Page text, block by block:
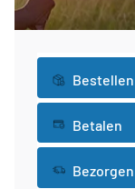
Bestellen
Wat is
Kan ik
Betalen
Hoe kan
Bezorgen